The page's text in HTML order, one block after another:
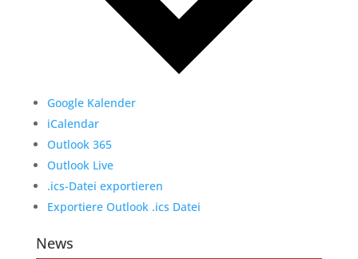
Google Kalender
iCalendar
Outlook 365
Outlook Live
.ics-Datei exportieren
Exportiere Outlook .ics Datei
News